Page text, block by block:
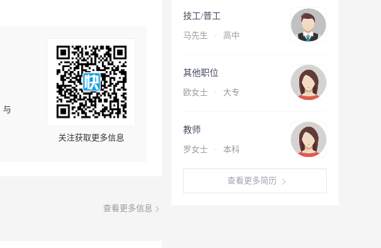
与
关注获取更多信息
查看更多信息
技工/普工
马先生 · 高中
其他职位
欧女士 · 大专
教师
罗女士 · 本科
查看更多简历